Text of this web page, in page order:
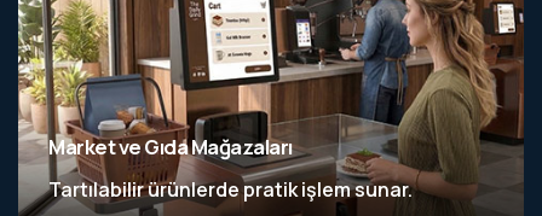
Market ve Gıda Mağazaları
Tartılabilir ürünlerde pratik işlem sunar.